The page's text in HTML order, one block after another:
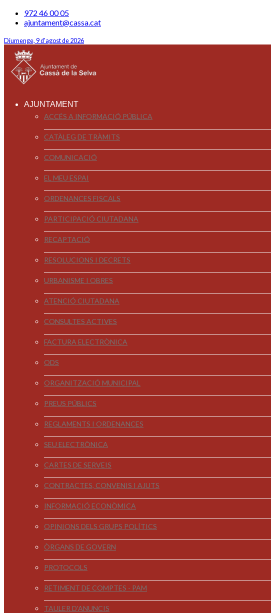
972 46 00 05
ajuntament@cassa.cat
Diumenge, 9 d'agost de 2026
AJUNTAMENT
ACCÉS A INFORMACIÓ PÚBLICA
CATÀLEG DE TRÀMITS
COMUNICACIÓ
EL MEU ESPAI
ORDENANCES FISCALS
PARTICIPACIÓ CIUTADANA
RECAPTACIÓ
RESOLUCIONS I DECRETS
URBANISME I OBRES
ATENCIÓ CIUTADANA
CONSULTES ACTIVES
FACTURA ELECTRÒNICA
ODS
ORGANITZACIÓ MUNICIPAL
PREUS PÚBLICS
REGLAMENTS I ORDENANCES
SEU ELECTRÒNICA
CARTES DE SERVEIS
CONTRACTES, CONVENIS I AJUTS
INFORMACIÓ ECONÒMICA
OPINIONS DELS GRUPS POLÍTICS
ÒRGANS DE GOVERN
PROTOCOLS
RETIMENT DE COMPTES - PAM
TAULER D'ANUNCIS